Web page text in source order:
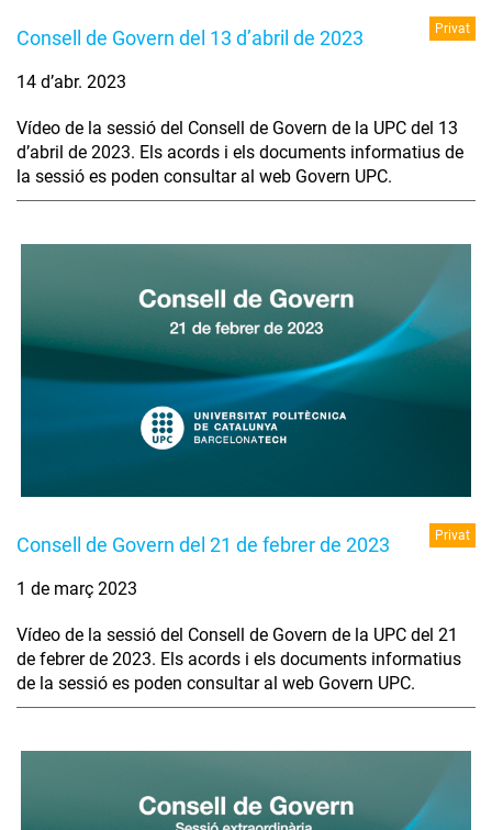
Consell de Govern del 13 d’abril de 2023 Privat
14 d’abr. 2023
Vídeo de la sessió del Consell de Govern de la UPC del 13
d’abril de 2023. Els acords i els documents informatius de
la sessió es poden consultar al web Govern UPC.
Consell de Govern del 21 de febrer de 2023 Privat
1 de març 2023
Vídeo de la sessió del Consell de Govern de la UPC del 21
de febrer de 2023. Els acords i els documents informatius
de la sessió es poden consultar al web Govern UPC.